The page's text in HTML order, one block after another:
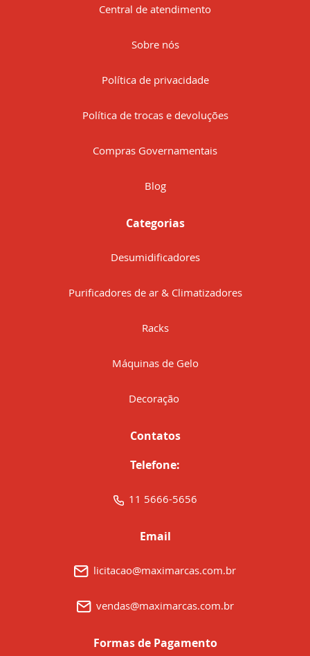
Central de atendimento
Sobre nós
Política de privacidade
Política de trocas e devoluções
Compras Governamentais
Blog
Categorias
Desumidificadores
Purificadores de ar & Climatizadores
Racks
Máquinas de Gelo
Decoração
Contatos
Telefone:
11 5666-5656
Email
licitacao@maximarcas.com.br
vendas@maximarcas.com.br
Formas de Pagamento